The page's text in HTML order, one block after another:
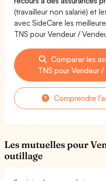
(travailleur non salarié) et
avec SideCare les
TNS pour Vendeur /
Comparer les
TNS pour Vendeur
Comprendre
Les mutuelles pour
outillage